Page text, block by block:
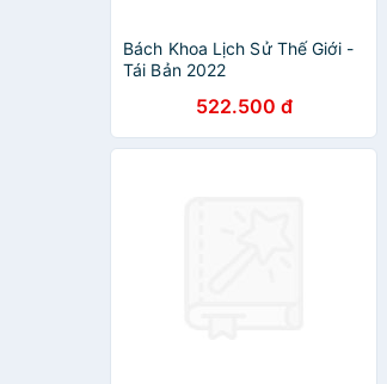
Bách Khoa Lịch Sử Thế Giới -
Tái Bản 2022
522.500 đ